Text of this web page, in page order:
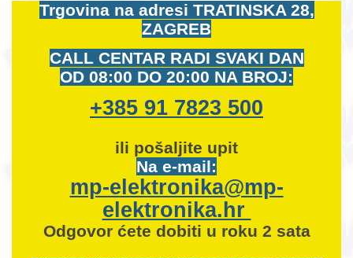
Trgovina na adresi TRATINSKA 28,
ZAGREB
CALL CENTAR RADI SVAKI DAN
OD 08:00 DO 20:00 NA BROJ:
+385 91 7823 500
ili pošaljite upit
Na e-mail:
mp-elektronika@mp-
elektronika.hr
Odgovor ćete dobiti u roku 2 sata